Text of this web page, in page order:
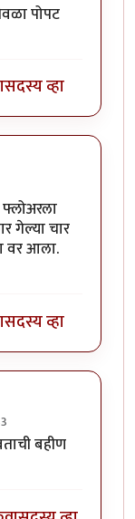
पोपट
सदस्य व्हा
गेल्या चार
वर आला.
सदस्य व्हा
byअप्पा जोगळेकर
बहीण